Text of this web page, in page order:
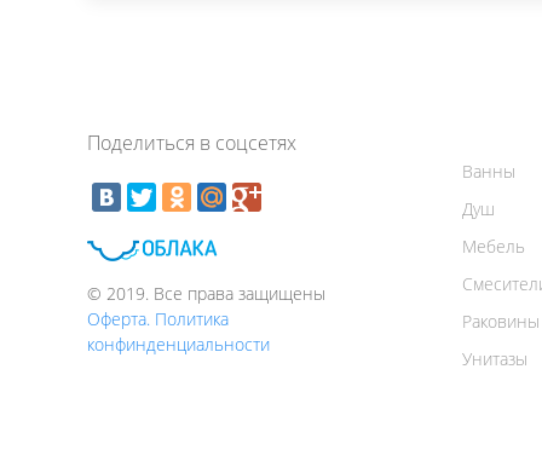
Поделиться в соцсетях
© 2019. Все права защищены
Оферта. Политика
конфинденциальности
Ванны
Душ
Мебель
Раковины
Унитазы